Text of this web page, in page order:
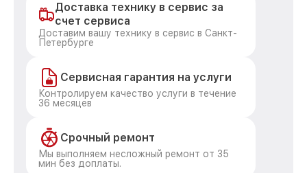
Доставка технику в сервис за
счет сервиса
Доставим вашу технику в сервис в Санкт-
Петербурге
Сервисная гарантия на услуги
Контролируем качество услуги в течение
36 месяцев
Срочный ремонт
Мы выполняем несложный ремонт от 35
мин без доплаты.